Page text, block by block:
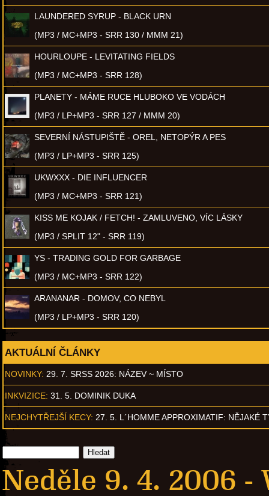
LAUNDERED SYRUP - BLACK URN
(MP3 / MC+MP3 - SRR 130 / MMM 21)
HOURLOUPE - LEVITATING FIELDS
(MP3 / MC+MP3 - SRR 128)
PLANETY - MÁME RUCE HLUBOKO VE VODÁCH
(MP3 / LP+MP3 - SRR 127 / MMM 20)
SEVERNÍ NÁSTUPIŠTĚ - OREL, NETOPÝR A PES
(MP3 / LP+MP3 - SRR 125)
UKWXXX - DIE INFLUENCER
(MP3 / MC+MP3 - SRR 121)
KISS ME KOJAK / FETCH! - ZAMLUVENO, VÍC LÁSKY
(MP3 / SPLIT 12" - SRR 119)
YS - TRADING GOLD FOR GARBAGE
(MP3 / MC+MP3 - SRR 122)
ARANANAR - DOMOV, CO NEBYL
(MP3 / LP+MP3 - SRR 120)
AKTUÁLNÍ ČLÁNKY
NOVINKY: 29. 7. SRSS 2026: NÁZEV ~ MÍSTO
INKVIZICE: 31. 5. DOMINIK DUKA
NEJCHYTŘEJŠÍ KECY: 27. 5. L´HOMME APPROXIMATIF: NĚJAKÉ
Neděle 9. 4. 2006 -